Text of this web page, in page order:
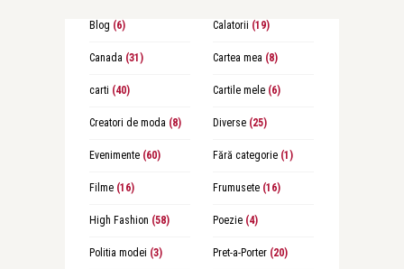
Blog (6) Calatorii (19)
Canada (31) Cartea mea (8)
carti (40) Cartile mele(6)
Creatori de moda (8) Diverse(25)
Evenimente(60) Fără categorie(1)
Filme(16) Frumusete(16)
High Fashion (58) Poezie(4)
Politia modei (3) Pret-a-Porter(20)